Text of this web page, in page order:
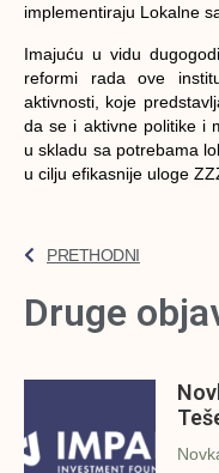
implementiraju Lokalne
Imajuću u vidu
reformi rada ove
aktivnosti, koje
da se i aktivne politike i
u skladu sa potrebama
u cilju efikasnije uloge
PRETHODNI
Druge